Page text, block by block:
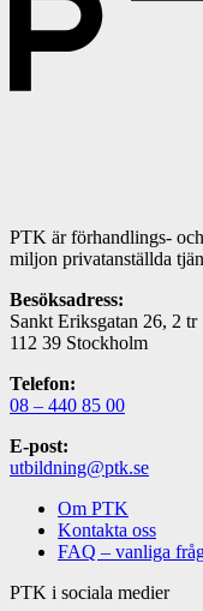
PTK är förhandlings-
miljon privatanställda
Besöksadress:
Sankt Eriksgatan 26, 2 tr
112 39 Stockholm
Telefon:
08 – 440 85 00
E-post:
utbildning@ptk.se
Om PTK
Kontakta oss
FAQ – vanliga
PTK i sociala medier